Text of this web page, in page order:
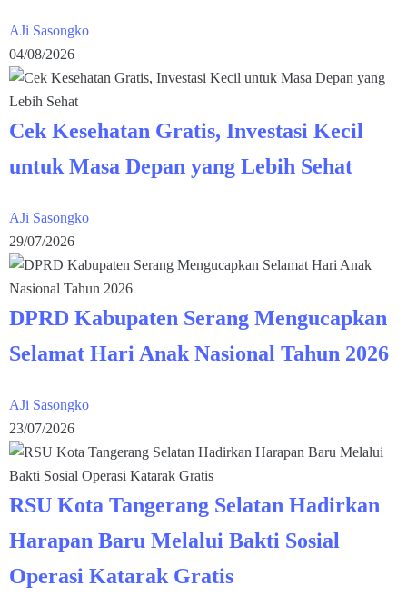
AJi Sasongko
04/08/2026
Cek Kesehatan Gratis, Investasi Kecil
untuk Masa Depan yang Lebih Sehat
AJi Sasongko
29/07/2026
DPRD Kabupaten Serang Mengucapkan
Selamat Hari Anak Nasional Tahun 2026
AJi Sasongko
23/07/2026
RSU Kota Tangerang Selatan Hadirkan
Harapan Baru Melalui Bakti Sosial
Operasi Katarak Gratis